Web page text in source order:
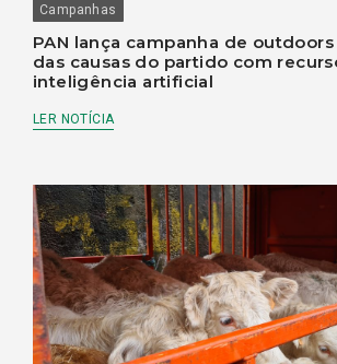
Campanhas
PAN lança campanha de
das causas do partido com
inteligência artificial
LER NOTÍCIA